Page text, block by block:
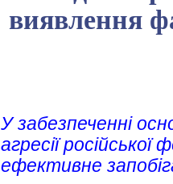
виявлення
У забезпеченні
агресії
ефективне